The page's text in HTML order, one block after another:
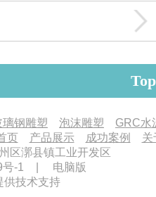
Top
璃钢雕塑 泡沫雕塑
GRC水
页 产品展示 成功案例
关
区漷县镇工业开发区
-1
电脑版
供技术支持